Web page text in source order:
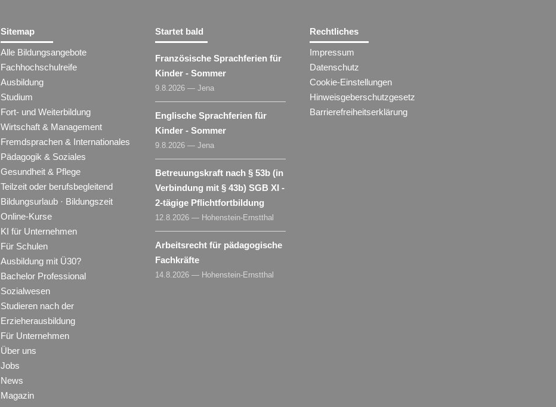
Sitemap
Alle Bildungsangebote
Fachhochschulreife
Ausbildung
Studium
Fort- und Weiterbildung
Wirtschaft & Management
Fremdsprachen & Internationales
Pädagogik & Soziales
Gesundheit & Pflege
Teilzeit oder berufsbegleitend
Bildungsurlaub · Bildungszeit
Online-Kurse
KI für Unternehmen
Für Schulen
Ausbildung mit Ü30?
Bachelor Professional
Sozialwesen
Studieren nach der
Erzieherausbildung
Für Unternehmen
Über uns
Jobs
News
Magazin
Startet bald
Französische Sprachferien für
Kinder - Sommer
9.8.2026 — Jena
Englische Sprachferien für
Kinder - Sommer
9.8.2026 — Jena
Betreuungskraft nach § 53b (in
Verbindung mit § 43b) SGB XI -
2-tägige Pflichtfortbildung
12.8.2026 — Hohenstein-Ernstthal
Arbeitsrecht für pädagogische
Fachkräfte
14.8.2026 — Hohenstein-Ernstthal
Rechtliches
Impressum
Datenschutz
Cookie-Einstellungen
Hinweisgeberschutzgesetz
Barrierefreiheitserklärung